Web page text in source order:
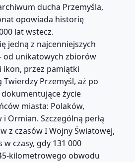
ducha Przemyśla,
opowiada historię
lat wstecz.
jedną z najcenniejszych
od unikatowych zbiorów
ikon, przez pamiątki
Przemyśl, aż po
życie
miasta: Polaków,
Ormian. Szczególną perłą
z czasów I Wojny Światowej,
czasy, gdy 131 000
kilometrowego obwodu